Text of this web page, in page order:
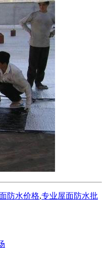
防水价格,专业屋面防水批